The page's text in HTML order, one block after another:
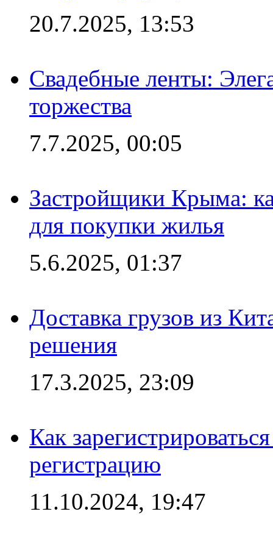
20.7.2025, 13:53
Свадебные ленты:
торжества
7.7.2025, 00:05
Застройщики Крыма:
для покупки жилья
5.6.2025, 01:37
Доставка грузов из
решения
17.3.2025, 23:09
Как
регистрацию
11.10.2024, 19:47